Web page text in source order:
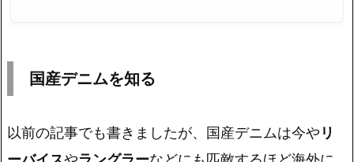
国産デニムを知る
以前の記事でも書きましたが、国産デニムは今や リ